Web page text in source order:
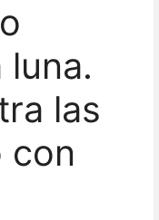
las
con